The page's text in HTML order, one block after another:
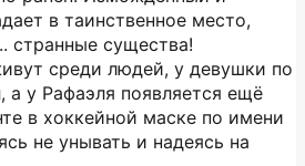
в таинственное место,
странные существа!
среди людей, у девушки по
у Рафаэля появляется ещё
в хоккейной маске по имени
не унывать и надеясь на